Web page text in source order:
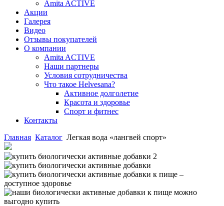
Amita ACTIVE
Акции
Галерея
Видео
Отзывы покупателей
О компании
Amita ACTIVЕ
Наши партнеры
Условия сотрудничества
Что такое Helvesana?
Активное долголетие
Красота и здоровье
Спорт и фитнес
Контакты
Главная Каталог Легкая вода «лангвей спорт»